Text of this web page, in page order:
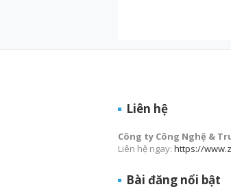
Liên hệ
Công ty Công Nghệ &
Liên hệ ngay: https://
Bài đăng nổi bật